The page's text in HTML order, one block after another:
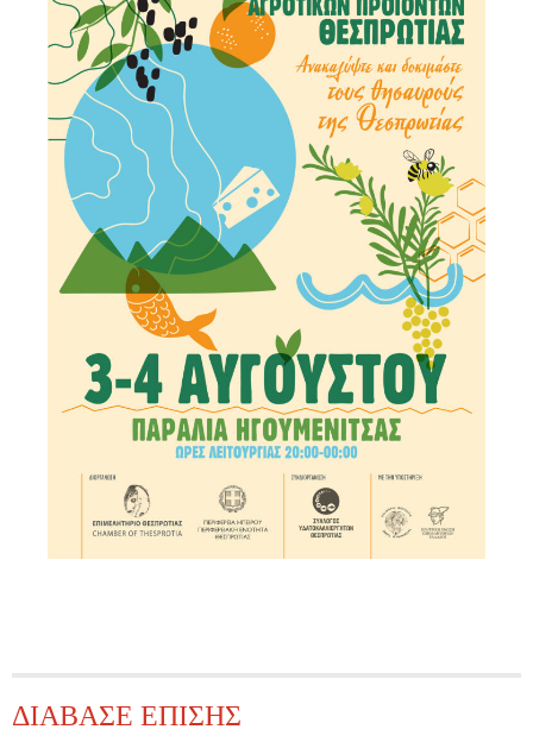
ΔΙΑΒΑΣΕ ΕΠΙΣΗΣ